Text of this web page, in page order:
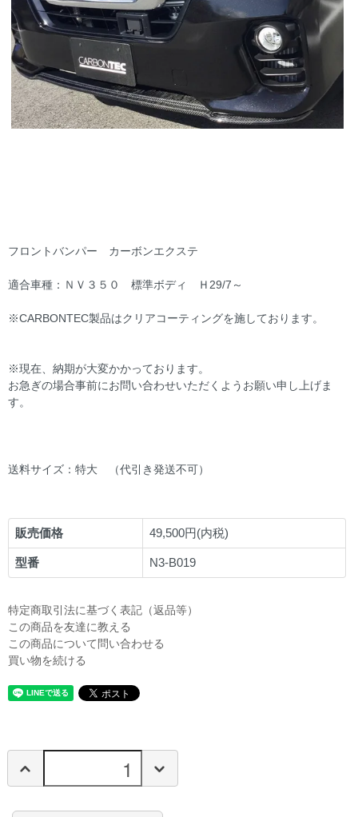
フロントバンパー カーボンエクステ
適合車種：ＮＶ３５０ 標準ボディ Ｈ29/7～
※CARBONTEC製品はクリアコーティングを施しております。
※現在、納期が大変かかっております。
お急ぎの場合事前にお問い合わせいただくようお願い申し上げま
す。
送料サイズ：特大 （代引き発送不可）
販売価格 49,500円(内税)
型番 N3-B019
特定商取引法に基づく表記（返品等）
この商品を友達に教える
この商品について問い合わせる
買い物を続ける